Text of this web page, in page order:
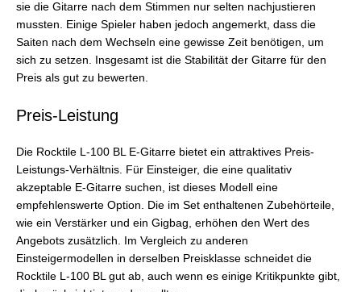
sie die Gitarre nach dem Stimmen nur selten nachjustieren
mussten. Einige Spieler haben jedoch angemerkt, dass die
Saiten nach dem Wechseln eine gewisse Zeit benötigen, um
sich zu setzen. Insgesamt ist die Stabilität der Gitarre für den
Preis als gut zu bewerten.
Preis-Leistung
Die Rocktile L-100 BL E-Gitarre bietet ein attraktives Preis-
Leistungs-Verhältnis. Für Einsteiger, die eine qualitativ
akzeptable E-Gitarre suchen, ist dieses Modell eine
empfehlenswerte Option. Die im Set enthaltenen Zubehörteile,
wie ein Verstärker und ein Gigbag, erhöhen den Wert des
Angebots zusätzlich. Im Vergleich zu anderen
Einsteigermodellen in derselben Preisklasse schneidet die
Rocktile L-100 BL gut ab, auch wenn es einige Kritikpunkte gibt,